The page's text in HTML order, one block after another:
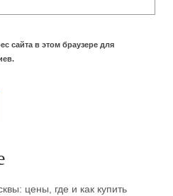
сайта в этом браузере для
цены, где и как купить